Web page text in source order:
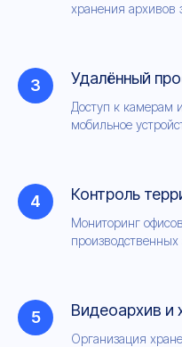
хранения архивов
Удалённый
Доступ к камерам
мобильное
Контроль
Мониторинг
производственных
Видеоархив и
Организация